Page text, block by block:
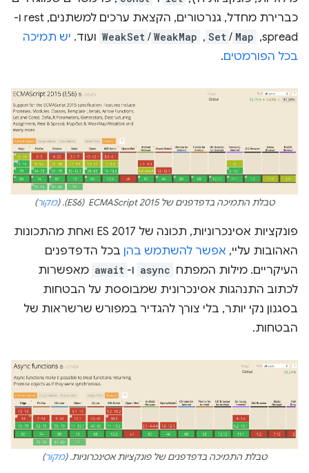
כברירת מחדל, גנרטורים, הקצאת ערכים למשתנים, rest ו-
spread,‏
Map
/
Set
,‏
WeakMap
/
WeakSet ועוד. יש תמיכה
בכל הפורמטים.
טבלת התמיכה בדפדפנים של ECMAScript 2015 ‏ (ES6). ( מקור)
פונקציות אסינכרוניות, תכונה של ES 2017 ואחת מהתכונות
האהובות עליי, אפשר להשתמש בהן בכל הדפדפנים
העיקריים. מילות המפתח async ו- await מאפשרות
לכתוב התנהגות אסינכרונית שמבוססת על הבטחות
בסגנון נקי יותר, בלי צורך להגדיר במפורש שרשראות של
הבטחות.
טבלת התמיכה בדפדפנים של פונקציות אסינכרוניות. (מקור)